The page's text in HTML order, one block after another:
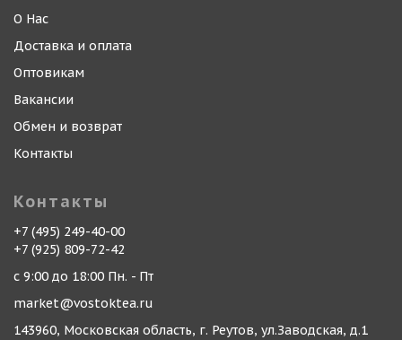
О Нас
Доставка и оплата
Оптовикам
Вакансии
Обмен и возврат
Контакты
Контакты
+7 (495) 249-40-00
+7 (925) 809-72-42
с 9:00 до 18:00 Пн. - Пт
market@vostoktea.ru
143960, Московская область, г. Реутов, ул.Заводская, д.1